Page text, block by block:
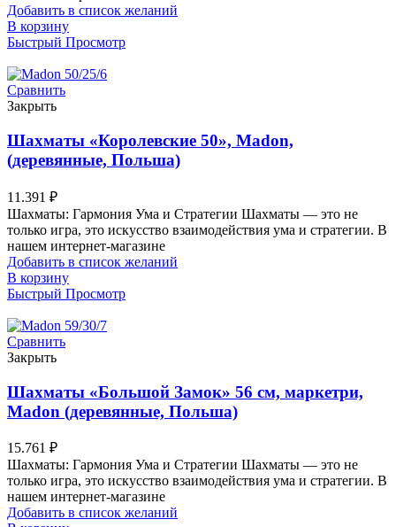
Добавить в список желаний
В корзину
Быстрый Просмотр
Сравнить
Закрыть
Шахматы «Королевские 50», Madon,
(деревянные, Польша)
11.391 ₽
Шахматы: Гармония Ума и Стратегии Шахматы — это не
только игра, это искусство взаимодействия ума и стратегии. В
нашем интернет-магазине
Добавить в список желаний
В корзину
Быстрый Просмотр
Сравнить
Закрыть
Шахматы «Большой Замок» 56 см, маркетри,
Madon (деревянные, Польша)
15.761 ₽
Шахматы: Гармония Ума и Стратегии Шахматы — это не
только игра, это искусство взаимодействия ума и стратегии. В
нашем интернет-магазине
Добавить в список желаний